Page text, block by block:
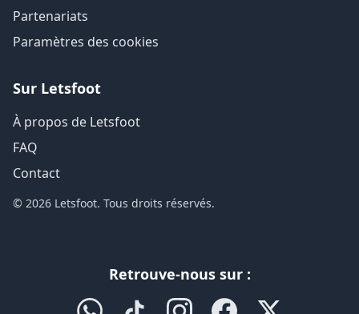
Partenariats
Paramètres des cookies
Sur Letsfoot
À propos de Letsfoot
FAQ
Contact
© 2026 Letsfoot. Tous droits réservés.
Retrouve-nous sur :